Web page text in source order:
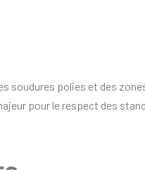
soudures polies et des
pour le respect des